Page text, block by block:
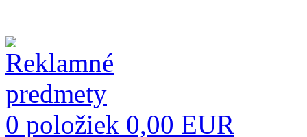
0 položiek 0,00 EUR